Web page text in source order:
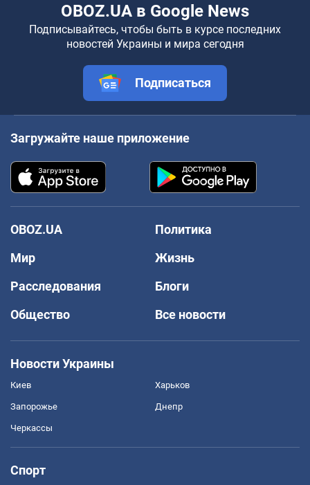
OBOZ.UA в Google News
Подписывайтесь, чтобы быть в курсе последних
новостей Украины и мира сегодня
Подписаться
Загружайте наше приложение
OBOZ.UA
Политика
Мир
Жизнь
Расследования
Блоги
Общество
Все новости
Новости Украины
Киев Харьков
Запорожье Днепр
Черкассы
Спорт